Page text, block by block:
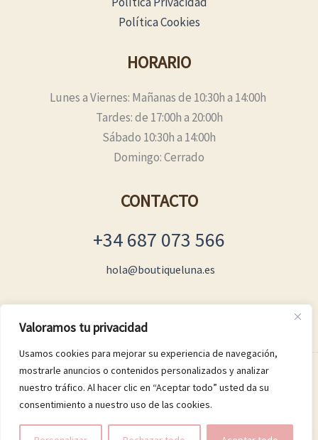
Valoramos tu privacidad
Usamos cookies para mejorar su experiencia de navegación,
mostrarle anuncios o contenidos personalizados y analizar
nuestro tráfico. Al hacer clic en “Aceptar todo” usted da su
consentimiento a nuestro uso de las cookies.
Política Cookies
HORARIO
Lunes a Viernes: Mañanas de 10:30h a 14:00h
Tardes: de 17:00h a 20:00h
Sábado 10:30h a 14:00h
Domingo: Cerrado
CONTACTO
+34 687 073 566
hola@boutiqueluna.es
© 2026 Boutique Luna